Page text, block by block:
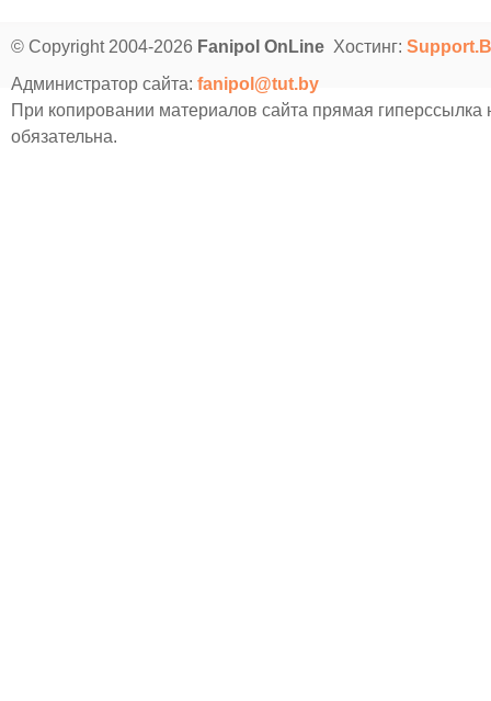
© Copyright 2004-2026 Fanipol OnLine Хостинг:
Администратор сайта: fanipol@tut.by
При копировании материалов сайта прямая гиперссылка
обязательна.